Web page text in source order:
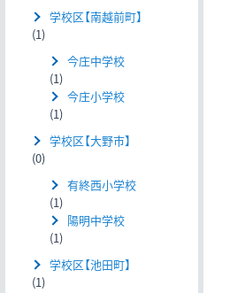
学校区【南越前町】
(1)
今庄中学校
(1)
今庄小学校
(1)
学校区【大野市】
(0)
有終西小学校
(1)
陽明中学校
(1)
学校区【池田町】
(1)